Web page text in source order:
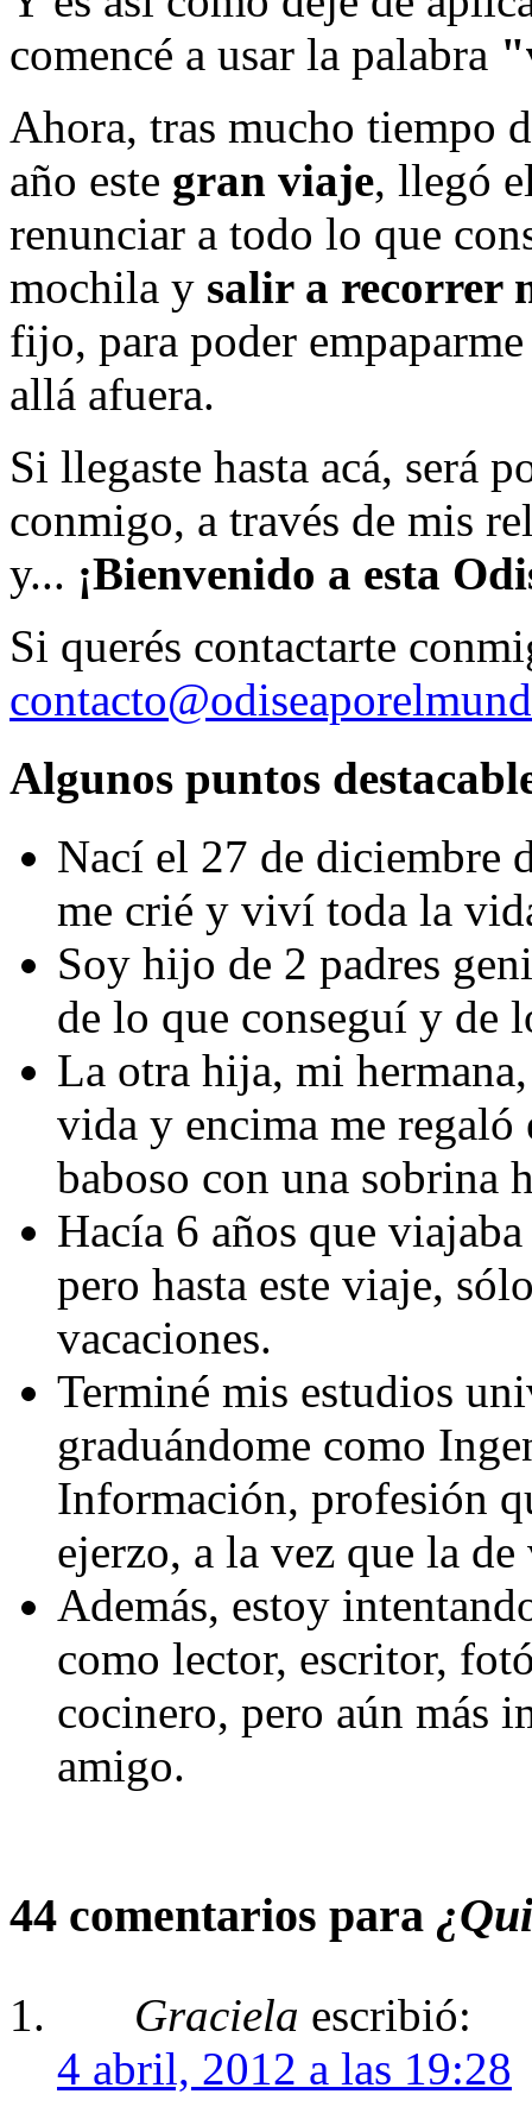
comencé a usar la palabra
Ahora, tras mucho tiempo
año este gran viaje, llegó
renunciar a todo lo que
mochila y salir a recorrer
fijo, para poder
allá afuera.
Si llegaste hasta acá, será
conmigo, a través de mis
y... ¡Bienvenido a esta
Si querés contactarte
Algunos puntos
Nací el 27 de diciembre
me crié y viví toda la
Soy hijo de 2 padres
de lo que conseguí y de
La otra hija, mi
vida y encima me
baboso con una sobrina
Hacía 6 años que
pero hasta este viaje,
vacaciones.
Terminé mis estudios
graduándome como
Información, profesión
ejerzo, a la vez que la
Además, estoy
como lector, escritor,
cocinero, pero aún más
amigo.
44 comentarios para
Graciela escribió:
4 abril, 2012 a las 19:28